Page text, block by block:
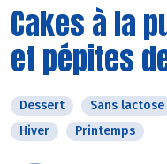
Cakes à la
et pépites
Dessert Sans lactose
Hiver
Printemps